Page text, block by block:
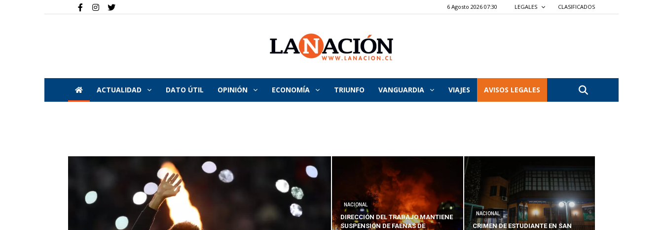
6 Agosto 2026 07:30 LEGALES CLASIFICADOS
La
Nación
ACTUALIDAD DATO ÚTIL OPINIÓN ECONOMÍA TRIUNFO VANGUARDIA VIAJES AVISOS LEGALES
NACIONAL
DIRECCIÓN DEL TRABAJO MANTIENE
SUSPENSIÓN DE FAENAS DE
NACIONAL
CRIMEN DE ESTUDIANTE EN SAN